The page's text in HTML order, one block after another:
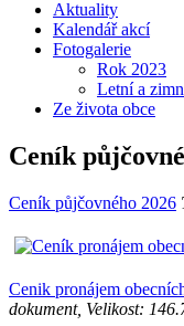
Aktuality
Kalendář akcí
Fotogalerie
Rok 2023
Letní a
Ze života obce
Ceník
Ceník půjčovného 2026
Cenik pronájem
dokument, Velikost: